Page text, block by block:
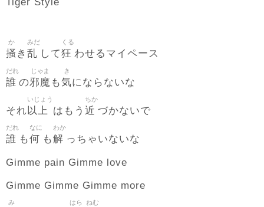
Tiger Style
掻
か
き 乱
みだ
して狂
くる
わせるマイペース
誰
だれ
の邪魔
じゃま
も気
き
にならないな
それ以上
いじょう
はもう 近
ちか
づかないで
誰
だれ
も何
なに
も解
わか
っちゃいないな
Gimme pain Gimme love
Gimme Gimme Gimme more
み はら ねむ